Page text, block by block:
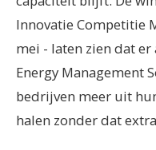
Innovatie Competitie
mei - laten zien dat
Energy Management
bedrijven meer uit
halen zonder dat